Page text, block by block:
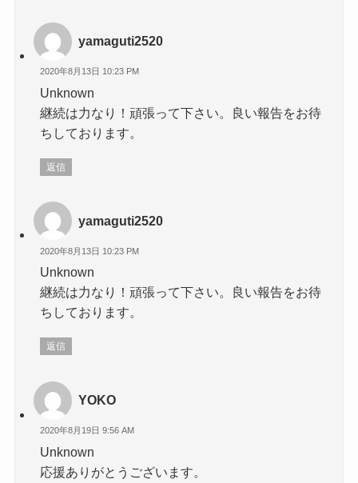
yamaguti2520
2020年8月13日 10:23 PM
Unknown
継続は力なり！頑張って下さい。良い報告をお待
ちしております。
返信
yamaguti2520
2020年8月13日 10:23 PM
Unknown
継続は力なり！頑張って下さい。良い報告をお待
ちしております。
返信
YOKO
2020年8月19日 9:56 AM
Unknown
応援ありがとうございます。